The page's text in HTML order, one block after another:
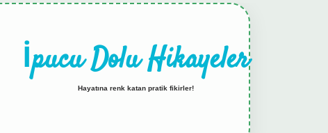
İpucu Dolu Hikayeler
Hayatına renk katan pratik fikirler!